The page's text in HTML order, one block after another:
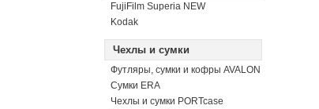
FujiFilm Superia NEW
Kodak
Чехлы и сумки
Футляры, сумки и кофры AVALON
Сумки ERA
Чехлы и сумки PORTcase